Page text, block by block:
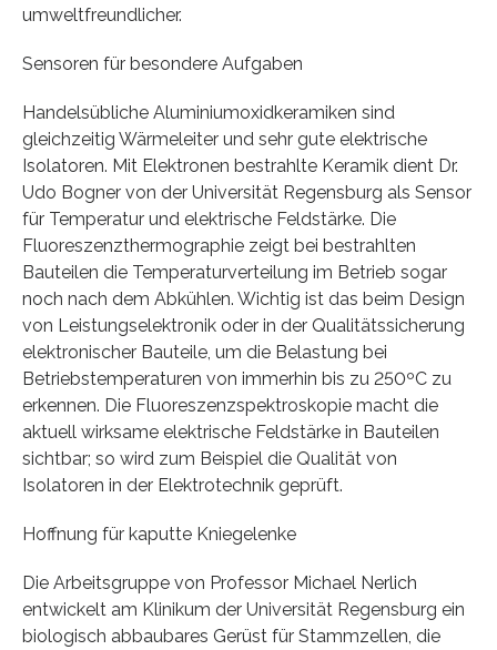
umweltfreundlicher.
Sensoren für besondere Aufgaben
Handelsübliche Aluminiumoxidkeramiken sind
gleichzeitig Wärmeleiter und sehr gute elektrische
Isolatoren. Mit Elektronen bestrahlte Keramik dient Dr.
Udo Bogner von der Universität Regensburg als Sensor
für Temperatur und elektrische Feldstärke. Die
Fluoreszenzthermographie zeigt bei bestrahlten
Bauteilen die Temperaturverteilung im Betrieb sogar
noch nach dem Abkühlen. Wichtig ist das beim Design
von Leistungselektronik oder in der Qualitätssicherung
elektronischer Bauteile, um die Belastung bei
Betriebstemperaturen von immerhin bis zu 250ºC zu
erkennen. Die Fluoreszenzspektroskopie macht die
aktuell wirksame elektrische Feldstärke in Bauteilen
sichtbar; so wird zum Beispiel die Qualität von
Isolatoren in der Elektrotechnik geprüft.
Hoffnung für kaputte Kniegelenke
Die Arbeitsgruppe von Professor Michael Nerlich
entwickelt am Klinikum der Universität Regensburg ein
biologisch abbaubares Gerüst für Stammzellen, die